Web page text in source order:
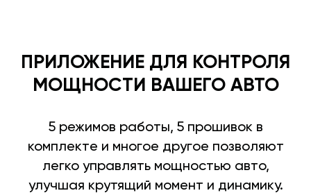
ПРИЛОЖЕНИЕ ДЛЯ КОНТРОЛЯ
МОЩНОСТИ ВАШЕГО АВТО
5 режимов работы, 5 прошивок в
комплекте и многое другое позволяют
легко управлять мощностью авто,
улучшая крутящий момент и динамику.